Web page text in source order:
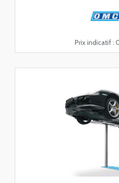
Prix indicatif :